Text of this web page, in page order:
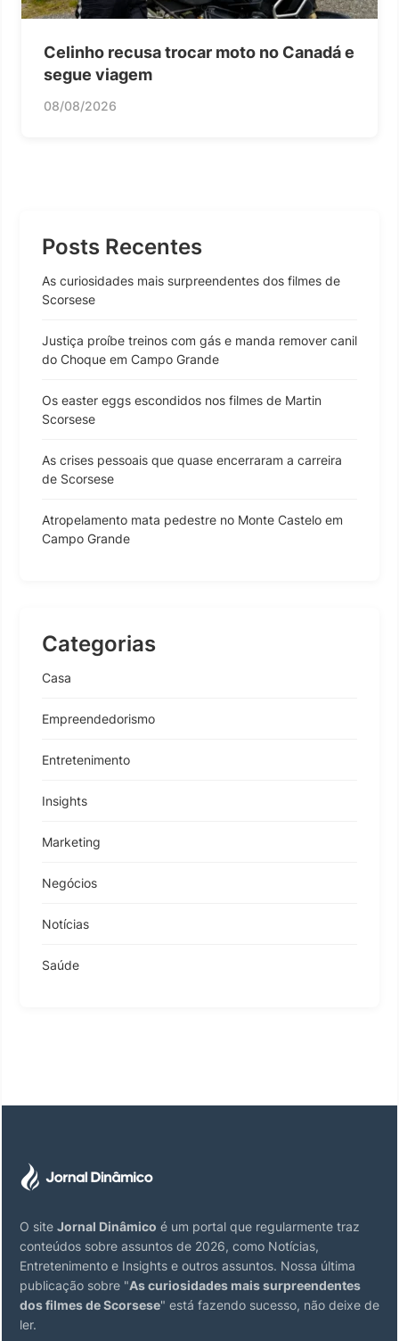
Celinho recusa trocar moto no Canadá e
segue viagem
08/08/2026
Posts Recentes
As curiosidades mais surpreendentes dos filmes de
Scorsese
Justiça proíbe treinos com gás e manda remover canil
do Choque em Campo Grande
Os easter eggs escondidos nos filmes de Martin
Scorsese
As crises pessoais que quase encerraram a carreira
de Scorsese
Atropelamento mata pedestre no Monte Castelo em
Campo Grande
Categorias
Casa
Empreendedorismo
Entretenimento
Insights
Marketing
Negócios
Notícias
Saúde
O site Jornal Dinâmico é um portal que regularmente traz
conteúdos sobre assuntos de 2026, como Notícias,
Entretenimento e Insights e outros assuntos. Nossa última
publicação sobre "As curiosidades mais surpreendentes
dos filmes de Scorsese" está fazendo sucesso, não deixe de
ler.